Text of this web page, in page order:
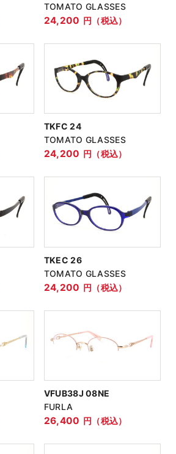
TOMATO GLASSES
24,200 円（税込）
TKFC 24
TOMATO GLASSES
24,200 円（税込）
TKEC 26
TOMATO GLASSES
24,200 円（税込）
VFUB38J 08NE
FURLA
26,400 円（税込）